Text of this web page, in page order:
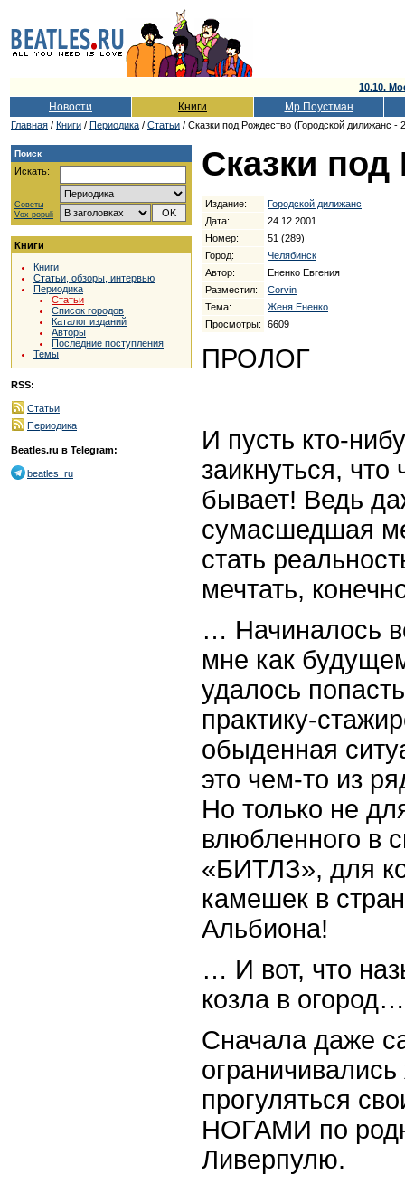
10.10.
Новости Книги Мр.Поустман
Главная / Книги / Периодика / Статьи / Сказки под Рождество (Городской дилижанс -
Поиск
Искать:
Советы
Vox populi
Книги
Книги
Статьи, обзоры, интервью
Периодика
Статьи
Список городов
Каталог изданий
Авторы
Последние поступления
Темы
RSS:
Статьи
Периодика
Beatles.ru в Telegram:
beatles_ru
Сказки под
Издание:
Городской дилижанс
Дата:
24.12.2001
Номер:
51 (289)
Город:
Челябинск
Автор:
Ененко Евгения
Разместил:
Corvin
Тема:
Женя Ененко
Просмотры:
6609
ПРОЛОГ
И пусть кто-
заикнуться, что
бывает! Ведь
сумасшедшая
стать
мечтать,
… Начиналось
мне как
удалось
практику-
обыденная
это чем-то из
Но только не
влюбленного в
«БИТЛЗ», для
камешек в
Альбиона!
… И вот, что
козла в огород…
Сначала даже
прогуляться
НОГАМИ по
Ливерпулю.